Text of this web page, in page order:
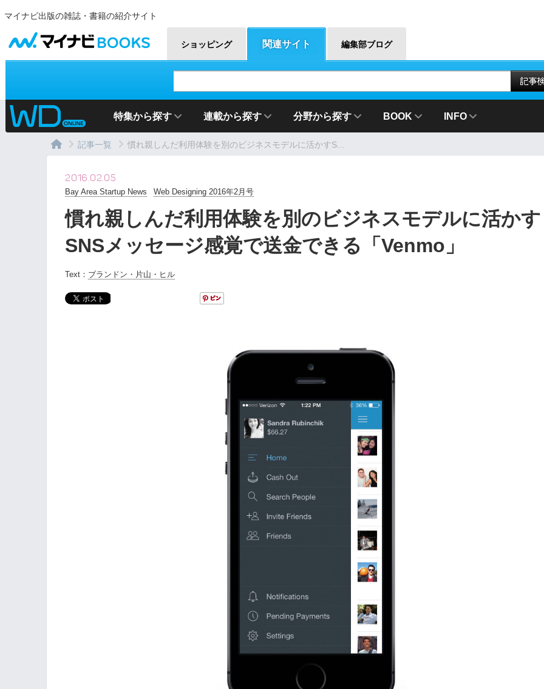
マイナビ出版の雑誌・書籍の紹介サイト
マイナビBOOKS
ショッピング 関連サイト 編集部ブログ
特集から探す 連載から探す 分野から探す BOOK INFO
記事一覧 慣れ親しんだ利用体験を別のビジネスモデルに活かすS...
2016.02.05
Bay Area Startup News Web Designing 2016年2月号
慣れ親しんだ利用体験を別のビジネスモデルに活かす
SNSメッセージ感覚で送金できる「Venmo」
Text： ブランドン・片山・ヒル